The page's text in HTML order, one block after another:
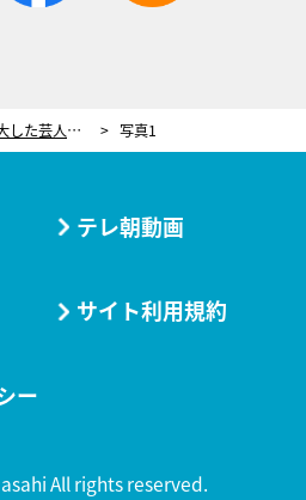
「大した芸人呼べませんでした」ベテランものまね芸人が営業先で受けた屈辱の仕打ち「1000人の社員の前で…」 写真1
テレ朝動画
サイト利用規約
ー
All rights reserved.